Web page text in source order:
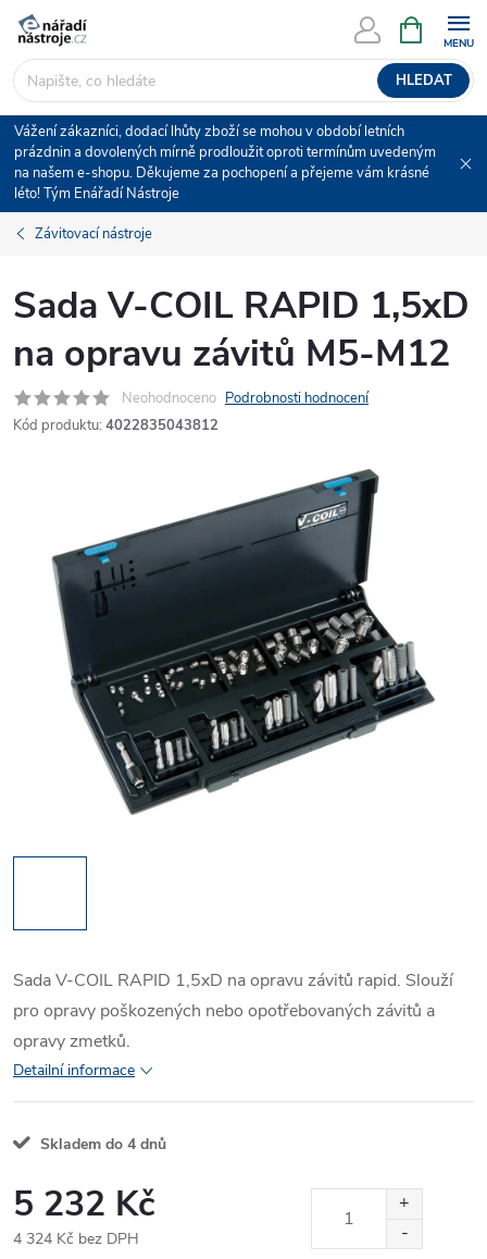
Přejít
obsah
HLEDAT
NÁKUPNÍ
KOŠÍK
Vážení zákazníci, dodací lhůty zboží se mohou v období letních
prázdnin a dovolených mírně prodloužit oproti termínům uvedeným
na našem e-shopu. Děkujeme za pochopení a přejeme vám krásné
léto! Tým Enářadí Nástroje
Závitovací nástroje
Sada V-COIL RAPID 1,5xD
na opravu závitů M5-M12
Neohodnoceno Podrobnosti hodnocení
Kód produktu: 4022835043812
Sada V-COIL RAPID 1,5xD na opravu závitů rapid. Slouží
pro opravy poškozených nebo opotřebovaných závitů a
opravy zmetků.
Detailní informace
Skladem do 4 dnů
5 232 Kč
4 324 Kč bez DPH